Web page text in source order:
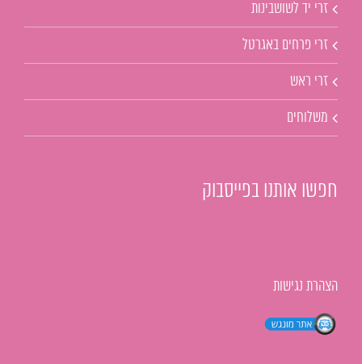
זרי יד לשושבינות
זרי פרחים באגרטל
זרי ראש
משלוחים
חפשו אותנו בפייסבוק
הצהרת נגישות